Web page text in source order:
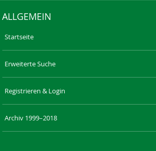
ALLGEMEIN
Startseite
Erweiterte Suche
Registrieren & Login
Archiv 1999–2018